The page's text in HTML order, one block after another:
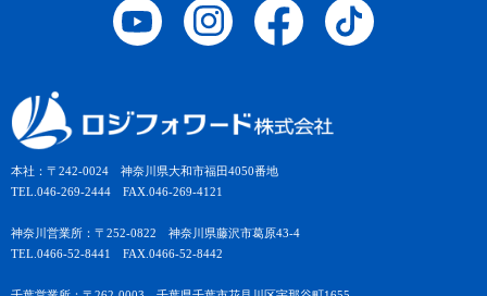
本社：〒242-0024 神奈川県大和市福田4050番地
TEL.046-269-2444 FAX.046-269-4121
神奈川営業所：〒252-0822 神奈川県藤沢市葛原43-4
TEL.0466-52-8441 FAX.0466-52-8442